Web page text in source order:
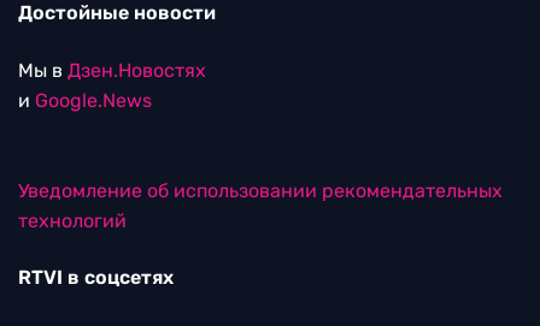
Достойные новости
Мы в Дзен.Новостях
и Google.News
Уведомление об использовании рекомендательных
технологий
RTVI в соцсетях